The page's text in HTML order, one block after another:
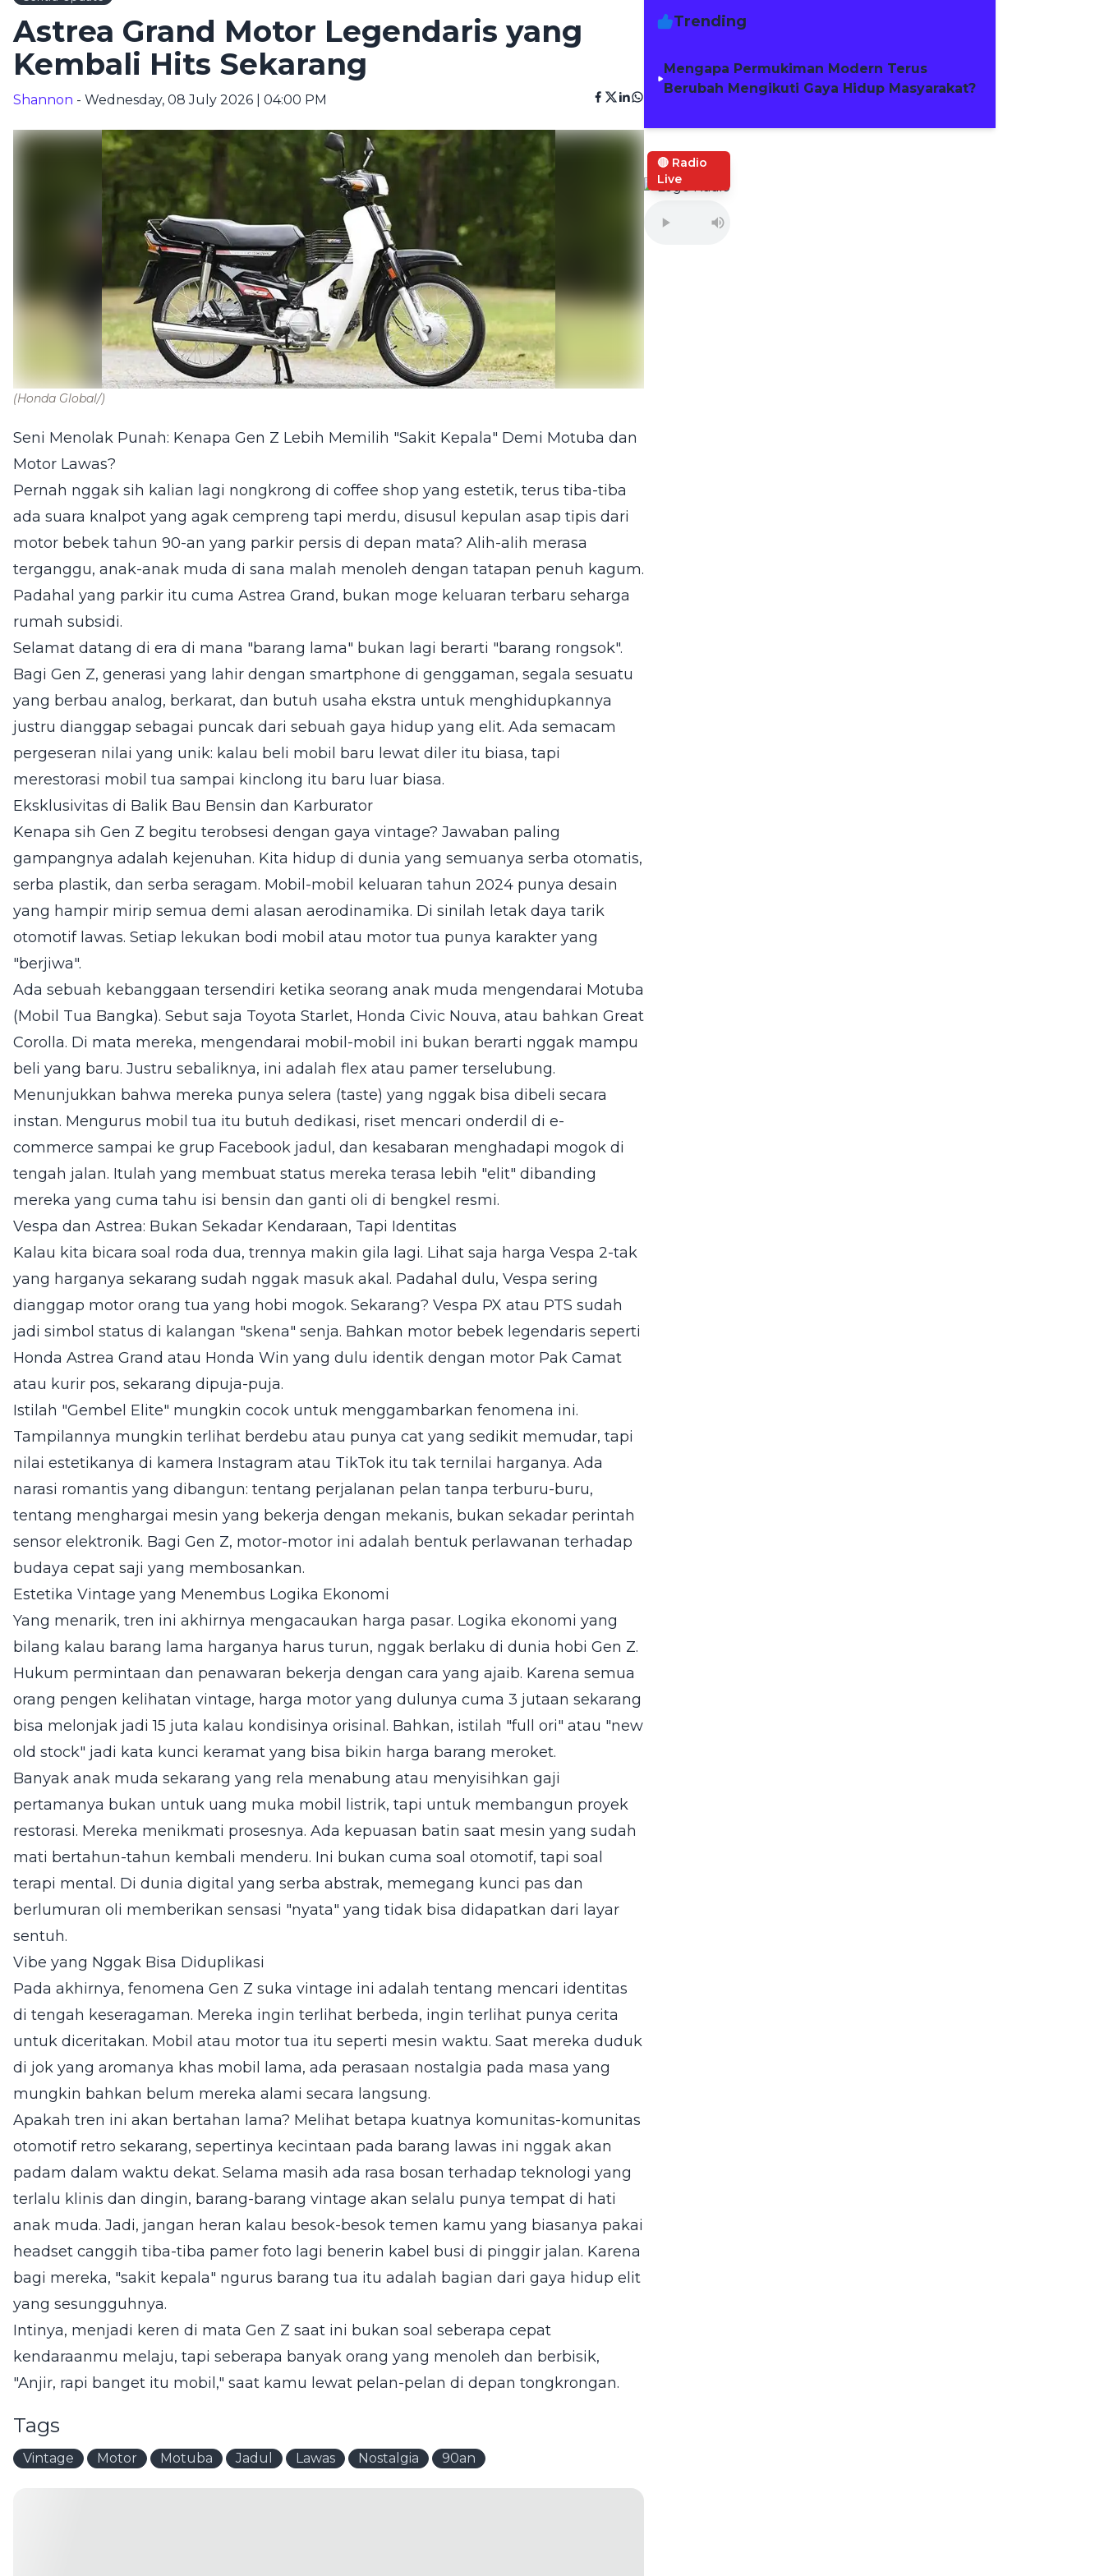
Astrea Grand Motor Legendaris yang
Kembali Hits Sekarang
Shannon - Wednesday, 08 July 2026 | 04:00 PM
(Honda Global/)
Seni Menolak Punah: Kenapa Gen Z Lebih Memilih "Sakit Kepala" Demi Motuba dan
Motor Lawas?
Pernah nggak sih kalian lagi nongkrong di coffee shop yang estetik, terus tiba-tiba
ada suara knalpot yang agak cempreng tapi merdu, disusul kepulan asap tipis dari
motor bebek tahun 90-an yang parkir persis di depan mata? Alih-alih merasa
terganggu, anak-anak muda di sana malah menoleh dengan tatapan penuh kagum.
Padahal yang parkir itu cuma Astrea Grand, bukan moge keluaran terbaru seharga
rumah subsidi.
Selamat datang di era di mana "barang lama" bukan lagi berarti "barang rongsok".
Bagi Gen Z, generasi yang lahir dengan smartphone di genggaman, segala sesuatu
yang berbau analog, berkarat, dan butuh usaha ekstra untuk menghidupkannya
justru dianggap sebagai puncak dari sebuah gaya hidup yang elit. Ada semacam
pergeseran nilai yang unik: kalau beli mobil baru lewat diler itu biasa, tapi
merestorasi mobil tua sampai kinclong itu baru luar biasa.
Eksklusivitas di Balik Bau Bensin dan Karburator
Kenapa sih Gen Z begitu terobsesi dengan gaya vintage? Jawaban paling
gampangnya adalah kejenuhan. Kita hidup di dunia yang semuanya serba otomatis,
serba plastik, dan serba seragam. Mobil-mobil keluaran tahun 2024 punya desain
yang hampir mirip semua demi alasan aerodinamika. Di sinilah letak daya tarik
otomotif lawas. Setiap lekukan bodi mobil atau motor tua punya karakter yang
"berjiwa".
Ada sebuah kebanggaan tersendiri ketika seorang anak muda mengendarai Motuba
(Mobil Tua Bangka). Sebut saja Toyota Starlet, Honda Civic Nouva, atau bahkan Great
Corolla. Di mata mereka, mengendarai mobil-mobil ini bukan berarti nggak mampu
beli yang baru. Justru sebaliknya, ini adalah flex atau pamer terselubung.
Menunjukkan bahwa mereka punya selera (taste) yang nggak bisa dibeli secara
instan. Mengurus mobil tua itu butuh dedikasi, riset mencari onderdil di e-
commerce sampai ke grup Facebook jadul, dan kesabaran menghadapi mogok di
tengah jalan. Itulah yang membuat status mereka terasa lebih "elit" dibanding
mereka yang cuma tahu isi bensin dan ganti oli di bengkel resmi.
Vespa dan Astrea: Bukan Sekadar Kendaraan, Tapi Identitas
Kalau kita bicara soal roda dua, trennya makin gila lagi. Lihat saja harga Vespa 2-tak
yang harganya sekarang sudah nggak masuk akal. Padahal dulu, Vespa sering
dianggap motor orang tua yang hobi mogok. Sekarang? Vespa PX atau PTS sudah
jadi simbol status di kalangan "skena" senja. Bahkan motor bebek legendaris seperti
Honda Astrea Grand atau Honda Win yang dulu identik dengan motor Pak Camat
atau kurir pos, sekarang dipuja-puja.
Istilah "Gembel Elite" mungkin cocok untuk menggambarkan fenomena ini.
Tampilannya mungkin terlihat berdebu atau punya cat yang sedikit memudar, tapi
nilai estetikanya di kamera Instagram atau TikTok itu tak ternilai harganya. Ada
narasi romantis yang dibangun: tentang perjalanan pelan tanpa terburu-buru,
tentang menghargai mesin yang bekerja dengan mekanis, bukan sekadar perintah
sensor elektronik. Bagi Gen Z, motor-motor ini adalah bentuk perlawanan terhadap
budaya cepat saji yang membosankan.
Estetika Vintage yang Menembus Logika Ekonomi
Yang menarik, tren ini akhirnya mengacaukan harga pasar. Logika ekonomi yang
bilang kalau barang lama harganya harus turun, nggak berlaku di dunia hobi Gen Z.
Hukum permintaan dan penawaran bekerja dengan cara yang ajaib. Karena semua
orang pengen kelihatan vintage, harga motor yang dulunya cuma 3 jutaan sekarang
bisa melonjak jadi 15 juta kalau kondisinya orisinal. Bahkan, istilah "full ori" atau "new
old stock" jadi kata kunci keramat yang bisa bikin harga barang meroket.
Banyak anak muda sekarang yang rela menabung atau menyisihkan gaji
pertamanya bukan untuk uang muka mobil listrik, tapi untuk membangun proyek
restorasi. Mereka menikmati prosesnya. Ada kepuasan batin saat mesin yang sudah
mati bertahun-tahun kembali menderu. Ini bukan cuma soal otomotif, tapi soal
terapi mental. Di dunia digital yang serba abstrak, memegang kunci pas dan
berlumuran oli memberikan sensasi "nyata" yang tidak bisa didapatkan dari layar
sentuh.
Vibe yang Nggak Bisa Diduplikasi
Pada akhirnya, fenomena Gen Z suka vintage ini adalah tentang mencari identitas
di tengah keseragaman. Mereka ingin terlihat berbeda, ingin terlihat punya cerita
untuk diceritakan. Mobil atau motor tua itu seperti mesin waktu. Saat mereka duduk
di jok yang aromanya khas mobil lama, ada perasaan nostalgia pada masa yang
mungkin bahkan belum mereka alami secara langsung.
Apakah tren ini akan bertahan lama? Melihat betapa kuatnya komunitas-komunitas
otomotif retro sekarang, sepertinya kecintaan pada barang lawas ini nggak akan
padam dalam waktu dekat. Selama masih ada rasa bosan terhadap teknologi yang
terlalu klinis dan dingin, barang-barang vintage akan selalu punya tempat di hati
anak muda. Jadi, jangan heran kalau besok-besok temen kamu yang biasanya pakai
headset canggih tiba-tiba pamer foto lagi benerin kabel busi di pinggir jalan. Karena
bagi mereka, "sakit kepala" ngurus barang tua itu adalah bagian dari gaya hidup elit
yang sesungguhnya.
Intinya, menjadi keren di mata Gen Z saat ini bukan soal seberapa cepat
kendaraanmu melaju, tapi seberapa banyak orang yang menoleh dan berbisik,
"Anjir, rapi banget itu mobil," saat kamu lewat pelan-pelan di depan tongkrongan.
Tags
Vintage Motor Motuba Jadul Lawas Nostalgia 90an
Trending
Mengapa Permukiman Modern Terus
Berubah Mengikuti Gaya Hidup Masyarakat?
🔴 Radio
Live